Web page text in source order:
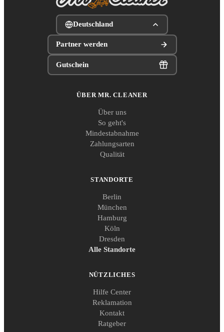
Deutschland
Partner werden
Gutschein
ÜBER MR. CLEANER
Über uns
So geht's
Mindestabnahme
Zahlungsarten
Qualität
STANDORTE
Berlin
München
Hamburg
Köln
Dresden
Alle Standorte
NÜTZLICHES
Hilfe Center
Reklamation
Kontakt
Ratgeber